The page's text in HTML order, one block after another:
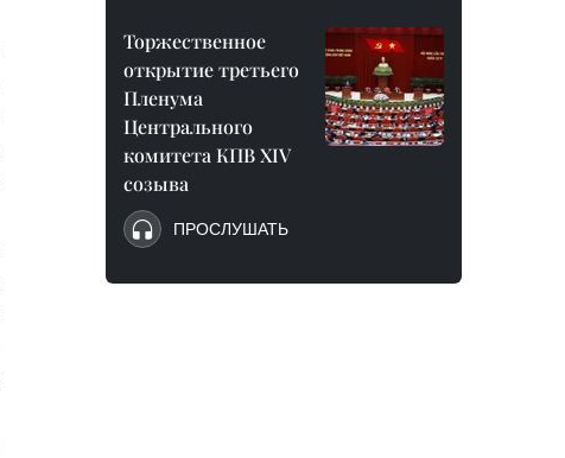
Торжественное
открытие третьего
Пленума
Центрального
комитета КПВ XIV
созыва
ПРОСЛУШАТЬ